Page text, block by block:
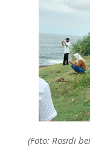
(Foto: Rosidi